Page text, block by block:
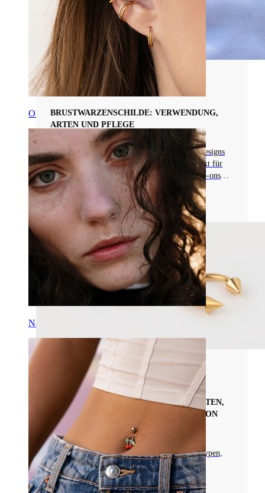
Ohr
Nase
Arten von Piercingschmuck
BRUSTWARZENSCHILDE: VERWENDUNG,
ARTEN UND PFLEGE
Erfahre mehr über Brustwarzenschilde, von Designs
und Materialien bis hin zur Trageweise. Perfekt für
alle, die Brustwarzenpiercings haben oder Clip-ons
ausprobieren möchten!
Arten von Piercingschmuck
ENTDECKE HUFEISEN-PIERCINGS: ARTEN,
VIELSEITIGKEIT UND PFLEGETIPPS VON
EXPERTEN
Infos über Hufeisenpiercings, einschließlich Typen,
Materialien und ideale Platzierung.